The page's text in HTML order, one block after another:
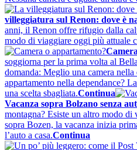
villeggiatura sul Renon: dove è
anni, il Renon offre rifugio dalla
modo di viaggiare oggi più attuale
soggiorna per la prima volta al
domanda: Meglio una camera
appartamento nella dependance?
una scelta sbagliata.Continua
Vacanza sopra Bolzano senza
montagna? Esiste un altro modo di
sopra Bozen, la vacanza inizia
l’auto a casa.Continua